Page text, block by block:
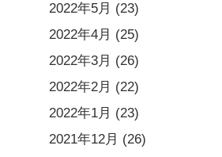
2022年5月 (23)
2022年4月 (25)
2022年3月 (26)
2022年2月 (22)
2022年1月 (23)
2021年12月 (26)